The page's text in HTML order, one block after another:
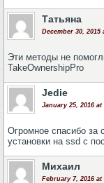
Татьяна
December 30, 2015
Эти методы не
TakeOwnershipPro
Jedie
January 25, 2016 at
Огромное спасибо за
установки на ssd с
Михаил
February 7, 2016 at